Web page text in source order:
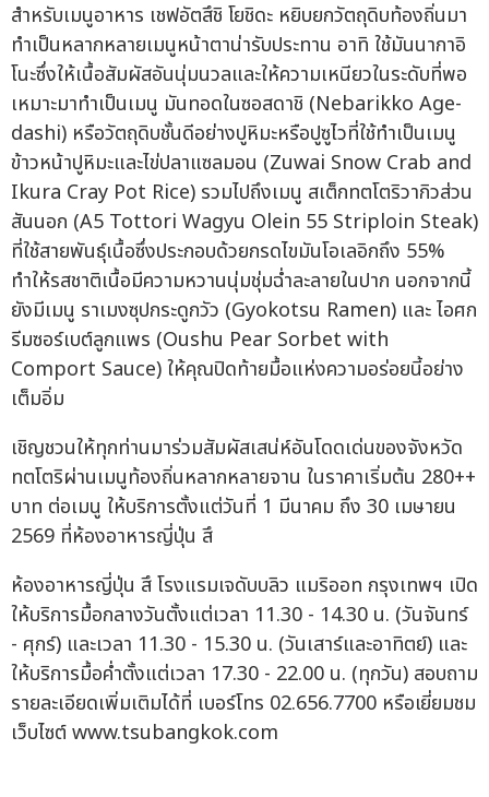
สำหรับเมนูอาหาร เชฟอัตสึชิ โยชิดะ หยิบยกวัตถุดิบท้องถิ่นมา
ทำเป็นหลากหลายเมนูหน้าตาน่ารับประทาน อาทิ ใช้มันนากาอิ
โนะซึ่งให้เนื้อสัมผัสอันนุ่มนวลและให้ความเหนียวในระดับที่พอ
เหมาะมาทำเป็นเมนู มันทอดในซอสดาชิ (Nebarikko Age-
dashi) หรือวัตถุดิบชั้นดีอย่างปูหิมะหรือปูซูไวที่ใช้ทำเป็นเมนู
ข้าวหน้าปูหิมะและไข่ปลาแซลมอน (Zuwai Snow Crab and
Ikura Cray Pot Rice) รวมไปถึงเมนู สเต็กทตโตริวากิวส่วน
สันนอก (A5 Tottori Wagyu Olein 55 Striploin Steak)
ที่ใช้สายพันธุ์เนื้อซึ่งประกอบด้วยกรดไขมันโอเลอิกถึง 55%
ทำให้รสชาติเนื้อมีความหวานนุ่มชุ่มฉ่ำละลายในปาก นอกจากนี้
ยังมีเมนู ราเมงซุปกระดูกวัว (Gyokotsu Ramen) และ ไอศก
รีมซอร์เบต์ลูกแพร (Oushu Pear Sorbet with
Comport Sauce) ให้คุณปิดท้ายมื้อแห่งความอร่อยนี้อย่าง
เต็มอิ่ม
เชิญชวนให้ทุกท่านมาร่วมสัมผัสเสน่ห์อันโดดเด่นของจังหวัด
ทตโตริผ่านเมนูท้องถิ่นหลากหลายจาน ในราคาเริ่มต้น 280++
บาท ต่อเมนู ให้บริการตั้งแต่วันที่ 1 มีนาคม ถึง 30 เมษายน
2569 ที่ห้องอาหารญี่ปุ่น สึ
ห้องอาหารญี่ปุ่น สึ โรงแรมเจดับบลิว แมริออท กรุงเทพฯ เปิด
ให้บริการมื้อกลางวันตั้งแต่เวลา 11.30 - 14.30 น. (วันจันทร์
- ศุกร์) และเวลา 11.30 - 15.30 น. (วันเสาร์และอาทิตย์) และ
ให้บริการมื้อค่ำตั้งแต่เวลา 17.30 - 22.00 น. (ทุกวัน) สอบถาม
รายละเอียดเพิ่มเติมได้ที่ เบอร์โทร 02.656.7700 หรือเยี่ยมชม
เว็บไซต์ www.tsubangkok.com